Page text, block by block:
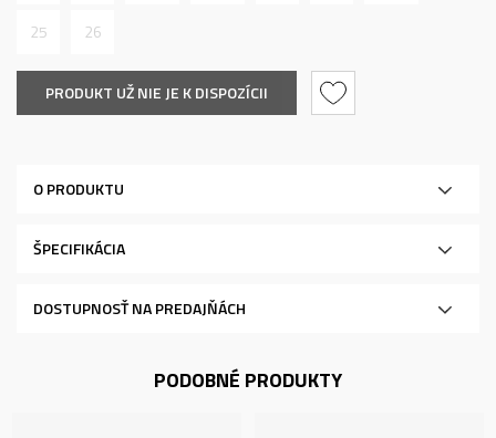
25 26
PRODUKT UŽ NIE JE K DISPOZÍCII
O PRODUKTU
ŠPECIFIKÁCIA
DOSTUPNOSŤ NA PREDAJŇÁCH
PODOBNÉ PRODUKTY